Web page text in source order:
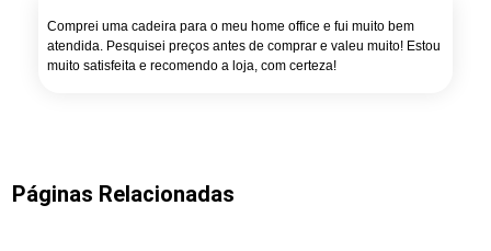
Comprei uma cadeira para o meu home office e fui muito bem
atendida. Pesquisei preços antes de comprar e valeu muito! Estou
muito satisfeita e recomendo a loja, com certeza!
Páginas Relacionadas